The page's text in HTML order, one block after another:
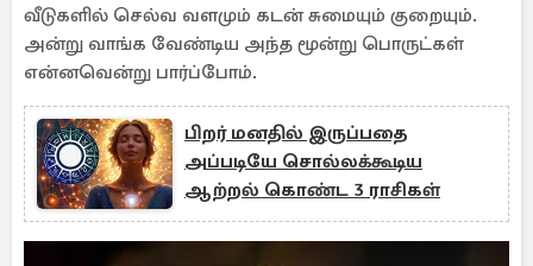
வீடுகளில் செல்வ வளமும் கடன் சுமையும் குறையும்.
அன்று வாங்க வேண்டிய அந்த மூன்று பொருட்கள்
என்னவென்று பார்ப்போம்.
பிறர் மனதில் இருப்பதை
அப்படியே சொல்லக்கூடிய
ஆற்றல் கொண்ட 3 ராசிகள்